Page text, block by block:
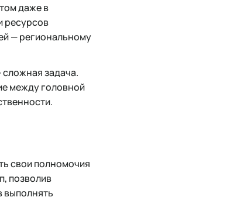
даже в
ресурсов
— региональному
задача.
между головной
свои полномочия
позволив
выполнять